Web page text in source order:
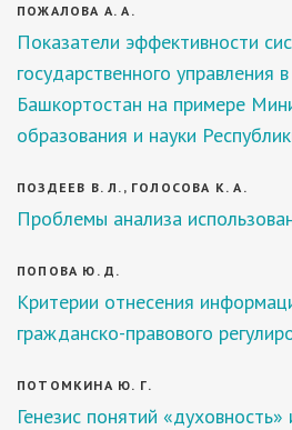
ПОЖАЛОВА А. А.
Показатели эффективности
государственного управления
Башкортостан на примере
образования и науки
ПОЗДЕЕВ В. Л., ГОЛОСОВА К. А.
Проблемы анализа
ПОПОВА Ю. Д.
Критерии отнесения
гражданско-правового
ПОТОМКИНА Ю. Г.
Генезис понятий «духовность»